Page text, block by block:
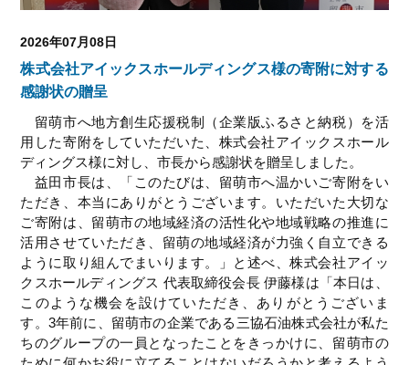
2026年07月08日
株式会社アイックスホールディングス様の寄附に対する
感謝状の贈呈
留萌市へ地方創生応援税制（企業版ふるさと納税）を活
用した寄附をしていただいた、株式会社アイックスホール
ディングス様に対し、市長から感謝状を贈呈しました。
益田市長は、「このたびは、留萌市へ温かいご寄附をい
ただき、本当にありがとうございます。いただいた大切な
ご寄附は、留萌市の地域経済の活性化や地域戦略の推進に
活用させていただき、留萌の地域経済が力強く自立できる
ように取り組んでまいります。」と述べ、株式会社アイッ
クスホールディングス 代表取締役会長 伊藤様は「本日は、
このような機会を設けていただき、ありがとうございま
す。3年前に、留萌市の企業である三協石油株式会社が私た
ちのグループの一員となったことをきっかけに、留萌市の